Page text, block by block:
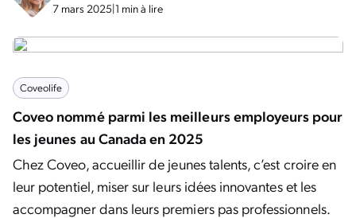
7 mars 2025|1 min à lire
Coveolife
Coveo nommé parmi les meilleurs employeurs pour
les jeunes au Canada en 2025
Chez Coveo, accueillir de jeunes talents, c’est croire en
leur potentiel, miser sur leurs idées innovantes et les
accompagner dans leurs premiers pas professionnels.